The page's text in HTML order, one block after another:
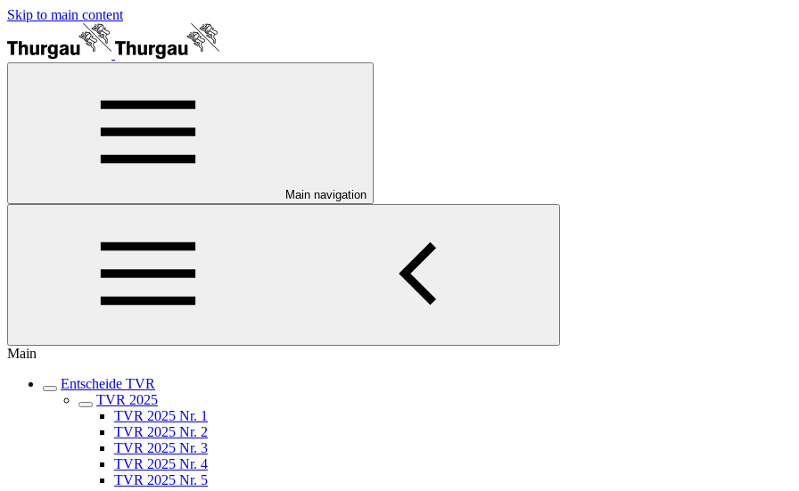
Skip to main content
Main navigation
Main
Entscheide TVR
TVR 2025
TVR 2025 Nr. 1
TVR 2025 Nr. 2
TVR 2025 Nr. 3
TVR 2025 Nr. 4
TVR 2025 Nr. 5